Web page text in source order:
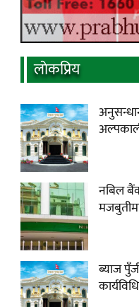
लाेकप्रिय
नबिल
ब्याज